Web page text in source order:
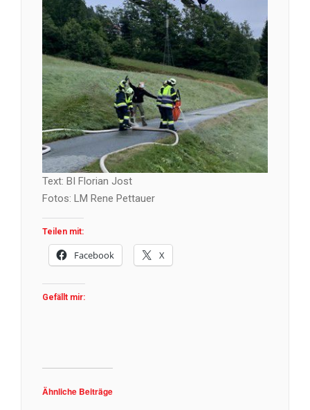
Text: BI Florian Jost
Fotos: LM Rene Pettauer
Teilen mit:
Facebook X
Gefällt mir:
Ähnliche Beiträge